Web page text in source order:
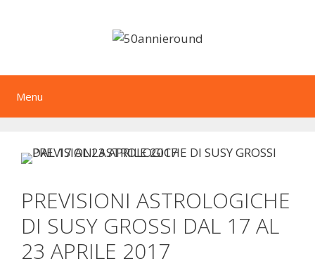
Menu
PREVISIONI ASTROLOGICHE
DI SUSY GROSSI DAL 17 AL
23 APRILE 2017